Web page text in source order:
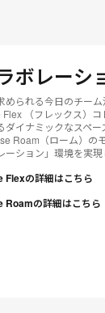
ラボレー
められる今日のチー
（フレックス）
ダイナミックなスペ
Roam（ローム）の
ーション」環境を実
Flexの詳細はこちら
Roamの詳細はこちら